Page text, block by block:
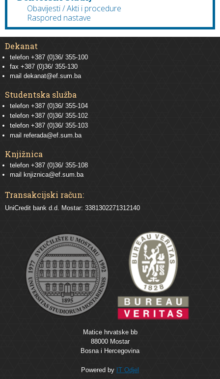
Obavijesti / Akti i procedure
Raspored nastave
Dekanat
telefon +387 (0)36/ 355-100
fax +387 (0)36/ 355-130
mail dekanat@ef.sum.ba
Studentska služba
telefon +387 (0)36/ 355-104
telefon +387 (0)36/ 355-102
telefon +387 (0)36/ 355-103
mail referada@ef.sum.ba
Knjižnica
telefon +387 (0)36/ 355-108
mail knjiznica@ef.sum.ba
Transakcijski račun:
UniCredit bank d.d. Mostar: 3381302271312140
Matice hrvatske bb
88000 Mostar
Bosna i Hercegovina
Powered by IT Odjel